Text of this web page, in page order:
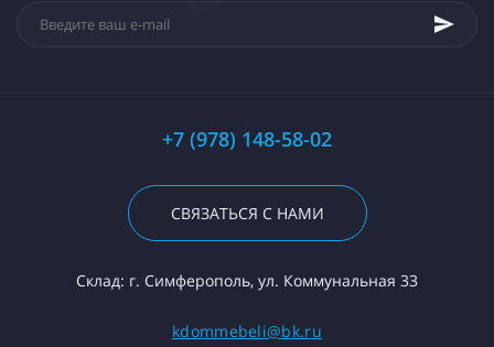
+7 (978) 148-58-02
СВЯЗАТЬСЯ С НАМИ
Склад: г. Симферополь, ул. Коммунальная 33
kdommebeli@bk.ru